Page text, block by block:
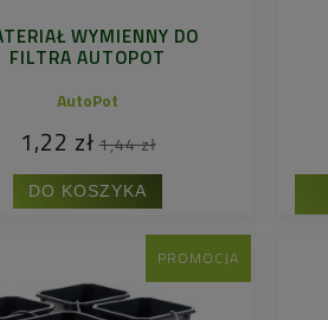
WYMIENNY DO
FILTRA AUTOPOT
AutoPot
1,22 zł 1,44 zł
DO KOSZYKA
PROMOCJA